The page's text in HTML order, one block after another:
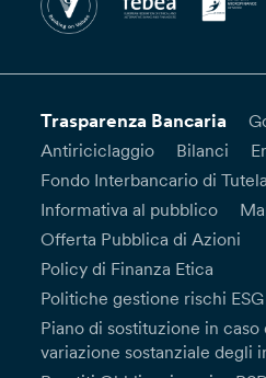
Trasparenza Bancaria
Antiriciclaggio
Bilanci
Fondo Interbancario di
Informativa al pubblico
Offerta Pubblica di Azioni
Policy di Finanza Etica
Politiche gestione rischi ESG
Piano di sostituzione in caso
variazione sostanziale degli